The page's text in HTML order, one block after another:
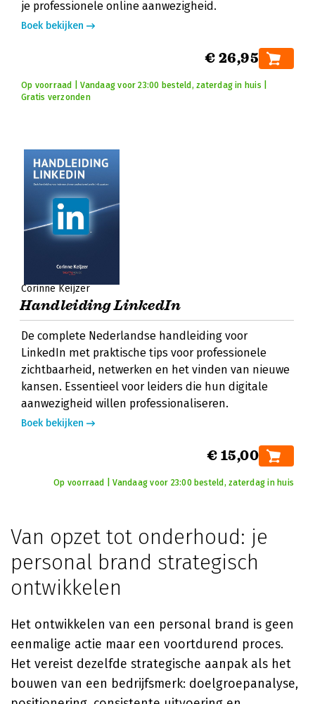
je professionele online aanwezigheid.
Boek bekijken
€ 26,95
Op voorraad | Vandaag voor 23:00 besteld, zaterdag in huis |
Gratis verzonden
Corinne Keijzer
Handleiding LinkedIn
De complete Nederlandse handleiding voor
LinkedIn met praktische tips voor professionele
zichtbaarheid, netwerken en het vinden van nieuwe
kansen. Essentieel voor leiders die hun digitale
aanwezigheid willen professionaliseren.
Boek bekijken
€ 15,00
Op voorraad | Vandaag voor 23:00 besteld, zaterdag in huis
Van opzet tot onderhoud: je
personal brand strategisch
ontwikkelen
Het ontwikkelen van een personal brand is geen
eenmalige actie maar een voortdurend proces.
Het vereist dezelfde strategische aanpak als het
bouwen van een bedrijfsmerk: doelgroepanalyse,